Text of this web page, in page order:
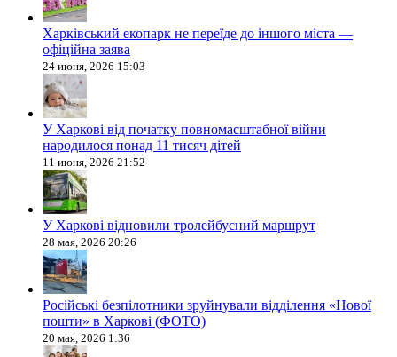
Харківський екопарк не переїде до іншого міста —
офіційна заява
24 июня, 2026 15:03
У Харкові від початку повномасштабної війни
народилося понад 11 тисяч дітей
11 июня, 2026 21:52
У Харкові відновили тролейбусний маршрут
28 мая, 2026 20:26
Російські безпілотники зруйнували відділення «Нової
пошти» в Харкові (ФОТО)
20 мая, 2026 1:36